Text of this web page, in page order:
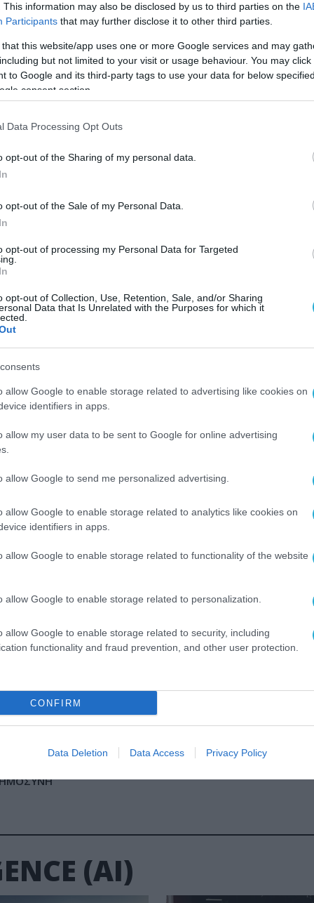
This information may also be disclosed by us to third parties on the
Participants that may further disclose it to other third parties.
that this website/app uses one or more Google services and may
but not limited to your visit or usage behaviour. You may
to Google and its third-party tags to use your data for below
consent section.
Data Processing Opt Outs
opt-out of the Sharing of my personal data.
opt-out of the Sale of my Personal Data.
opt-out of processing my Personal Data for Targeted
opt-out of Collection, Use, Retention, Sale, and/or Sharing
Data that Is Unrelated with the Purposes for which it
allow Google to enable storage related to advertising like cookies on
identifiers in apps.
allow my user data to be sent to Google for online advertising
allow Google to send me personalized advertising.
allow Google to enable storage related to analytics like cookies on
identifiers in apps.
allow Google to enable storage related to functionality of the website
allow Google to enable storage related to personalization.
allow Google to enable storage related to security, including
functionality and fraud prevention, and other user protection.
CONFIRM
Data Deletion Data Access Privacy Policy
Πρόσφατες αναλύσεις της διεθνούς
έμμεσης εισαγωγής εντολών (indirect
Το phishing προσπερνά το πεδίο των email
περιεχόμενο, ορατό ή κρυμμένο σε
επηρεάσει την απάντηση ενός εργαλείου ΤΝ
συνδέσμους, μεταμφιεσμένους ως
προειδοποιήσεις και κουμπιά
στο κινητό του χρήστη. Για αυτό
της Ευρωπαϊκής Ένωσης για την
επιθέσεων phishing αξιοποιεί σήμερα
, ενώ καταγράφεται σημαντική αύξηση των
ΤΝ.Η εμπιστοσύνη που αποδίδει ο χρήστης
εφόσον δεν συνοδεύεται από
σε περιλήψεις που έχουν παραχθεί από
ανεξάρτητη επιβεβαίωση μέσω επίσημου
σε περιεχόμενο που έχει παραχθεί
προέλευσης, ιδίως όταν οδηγούν σε
στοιχεία ταυτοποίησης) σε σελίδες που
ΤΝ.
του φορέα ή της υπηρεσίας πριν από
ενημερώνουμε άμεσα την αρμόδια ομάδα
του οργανισμού.
και υποστήριξης αποφάσεων — όχι
(AI)